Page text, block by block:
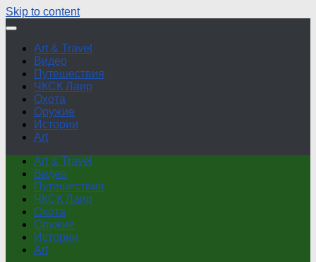
Skip to content
Art & Travel
Видео
Путешествия
ЧКСК Лаир
Охота
Оружие
Истории
Art
Art & Travel
Видео
Путешествия
ЧКСК Лаир
Охота
Оружие
Истории
Art